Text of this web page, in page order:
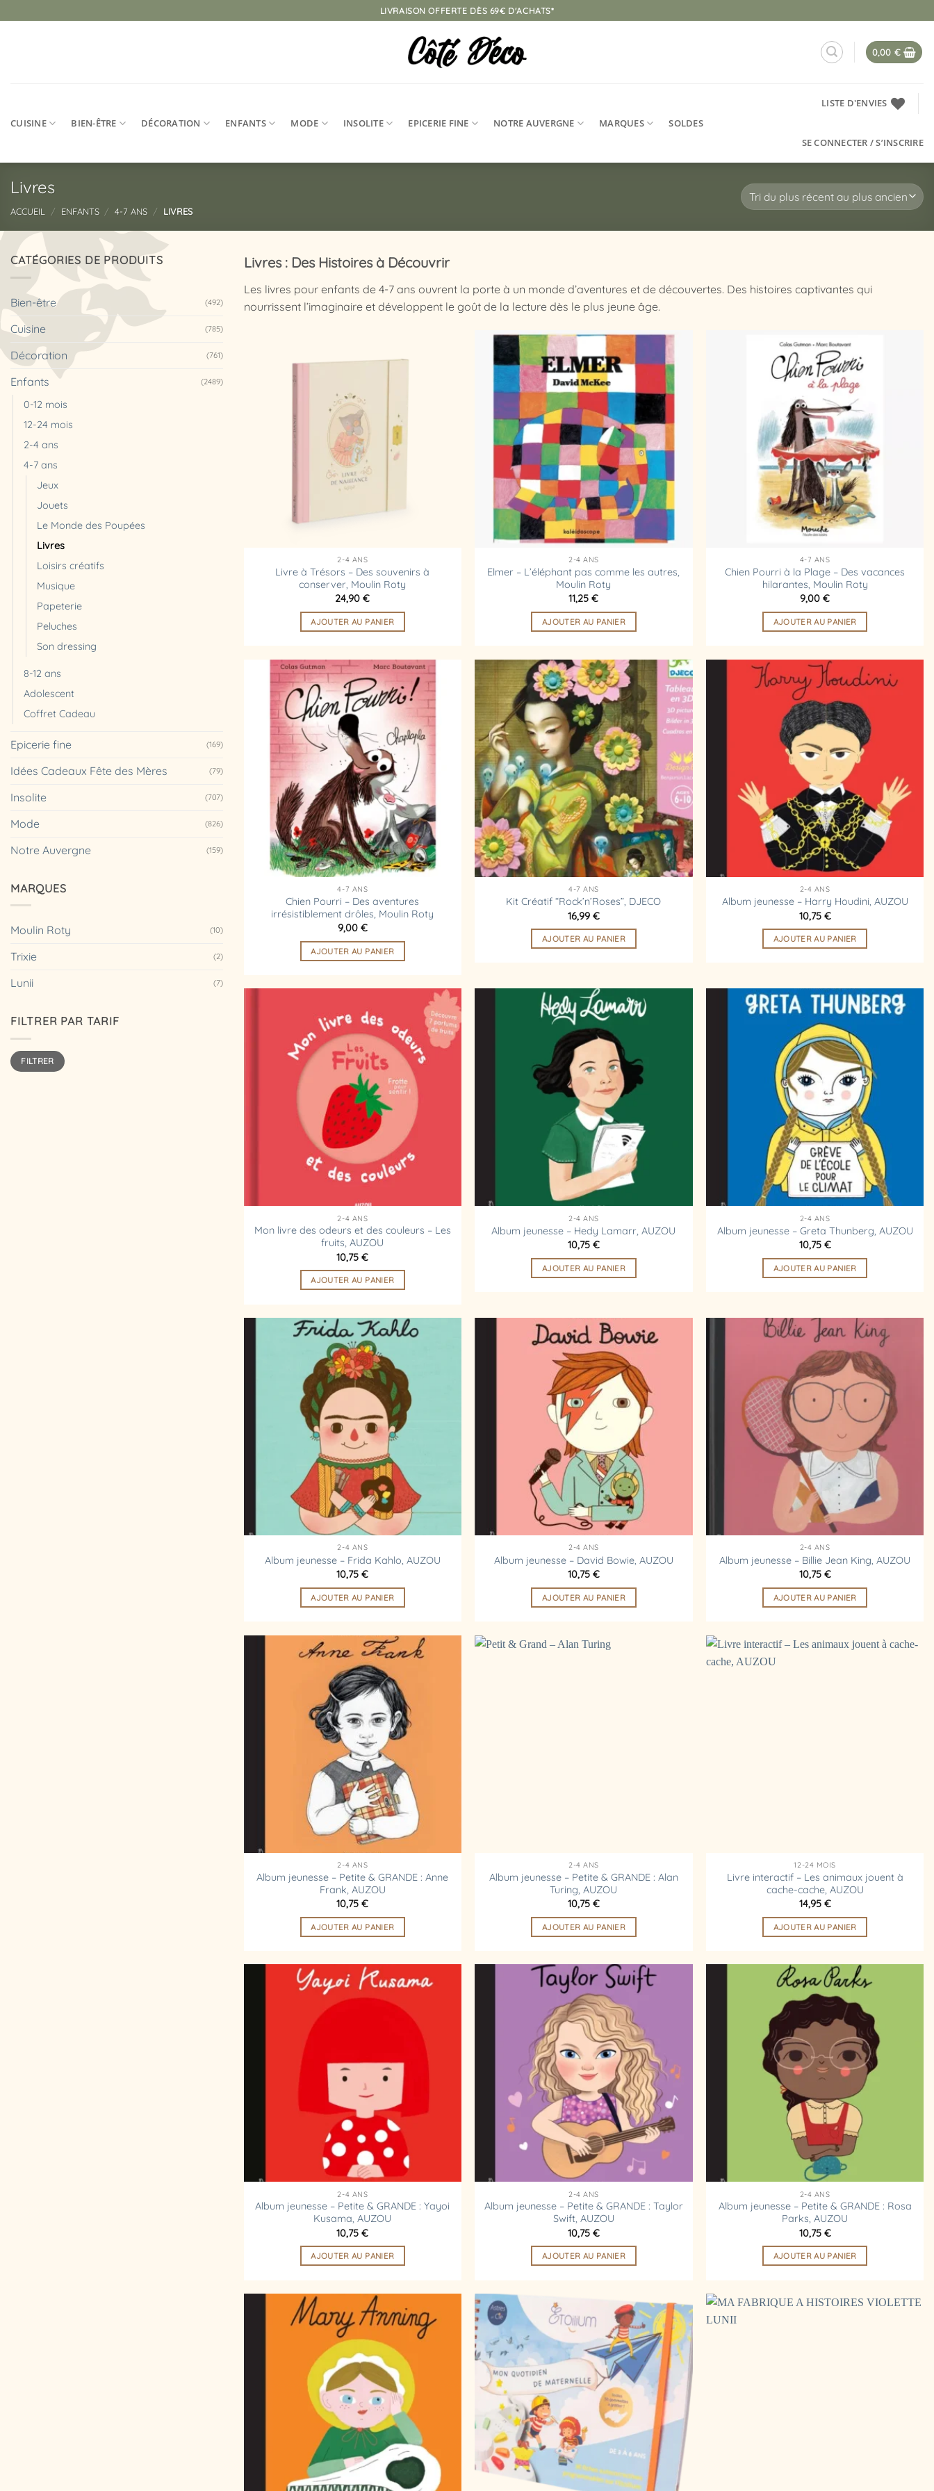
au
LIVRAISON OFFERTE DÈS 69€ D'ACHATS*
0,00 €
CUISINE BIEN-ÊTRE DÉCORATION ENFANTS MODE INSOLITE EPICERIE FINE NOTRE AUVERGNE MARQUES SOLDES
LISTE D'ENVIES
SE CONNECTER / S’INSCRIRE
Livres
ACCUEIL / ENFANTS / 4-7 ANS / LIVRES
CATÉGORIES DE PRODUITS
Bien-être (492)
Cuisine (785)
Décoration (761)
Enfants (2489)
0-12 mois
12-24 mois
2-4 ans
4-7 ans
Jeux
Jouets
Le Monde des Poupées
Livres
Loisirs créatifs
Musique
Papeterie
Peluches
Son dressing
8-12 ans
Adolescent
Coffret Cadeau
Epicerie fine (169)
Idées Cadeaux Fête des Mères (79)
Insolite (707)
Mode (826)
Notre Auvergne (159)
MARQUES
Moulin Roty (10)
Trixie (2)
Lunii (7)
FILTRER PAR TARIF
Prix
min
Prix
maxFILTRER
Livres : Des Histoires à Découvrir
Les livres pour enfants de 4-7 ans ouvrent la porte à un monde d’aventures et de découvertes. Des histoires captivantes qui
nourrissent l’imaginaire et développent le goût de la lecture dès le plus jeune âge.
2-4 ANS
Livre à Trésors – Des souvenirs à
conserver, Moulin Roty
24,90€
AJOUTER AU PANIER
Ajouter
à la
liste
d’envies
2-4 ANS
Elmer – L’éléphant pas comme les autres,
Moulin Roty
11,25€
AJOUTER AU PANIER
4-7 ANS
Chien Pourri à la Plage – Des vacances
hilarantes, Moulin Roty
9,00€
AJOUTER AU PANIER
Ajouter
à la
liste
d’envies
4-7 ANS
Chien Pourri – Des aventures
irrésistiblement drôles, Moulin Roty
9,00 €
AJOUTER AU PANIER
Ajouter
à la
liste
d’envies
4-7 ANS
Kit Créatif “Rock’n’Roses”, DJECO
16,99 €
AJOUTER AU PANIER
2-4 ANS
Album jeunesse – Harry Houdini, AUZOU
10,75 €
AJOUTER AU PANIER
Ajouter
à la
liste
d’envies
2-4 ANS
Mon livre des odeurs et des couleurs – Les
fruits, AUZOU
10,75€
AJOUTER AU PANIER
2-4 ANS
Album jeunesse – Hedy Lamarr, AUZOU
10,75 €
AJOUTER AU PANIER
2-4 ANS
Album jeunesse – Greta Thunberg, AUZOU
10,75 €
AJOUTER AU PANIER
2-4 ANS
Album jeunesse – Frida Kahlo, AUZOU
10,75€
AJOUTER AU PANIER
2-4 ANS
Album jeunesse – David Bowie, AUZOU
10,75 €
AJOUTER AU PANIER
liste
d’envies
2-4 ANS
Album jeunesse – Billie Jean King, AUZOU
10,75 €
AJOUTER AU PANIER
2-4 ANS
Album jeunesse – Petite & GRANDE : Anne
Frank, AUZOU
10,75€
AJOUTER AU PANIER
2-4 ANS
Album jeunesse – Petite & GRANDE : Alan
Turing, AUZOU
10,75 €
AJOUTER AU PANIER
12-24 MOIS
Livre interactif – Les animaux jouent à
cache-cache, AUZOU
14,95 €
AJOUTER AU PANIER
d’envies
2-4 ANS
Album jeunesse – Petite & GRANDE : Yayoi
Kusama, AUZOU
10,75€
AJOUTER AU PANIER
2-4 ANS
Album jeunesse – Petite & GRANDE : Taylor
Swift, AUZOU
10,75 €
AJOUTER AU PANIER
2-4 ANS
Album jeunesse – Petite & GRANDE : Rosa
Parks, AUZOU
10,75 €
AJOUTER AU PANIER
Ajouter
Ajouter
à la
liste
d’envies